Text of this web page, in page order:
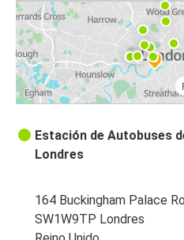
Estación de Autobuses
Londres
164 Buckingham Palace
SW1W9TP Londres